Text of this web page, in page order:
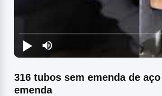
316 tubos sem emenda de
emenda